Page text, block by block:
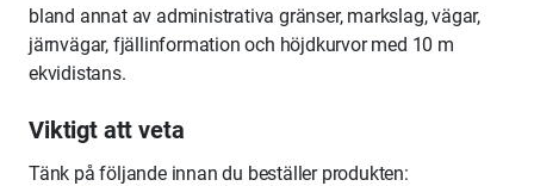
bland annat av administrativa gränser, markslag, vägar,
järnvägar, fjällinformation och höjdkurvor med 10 m
ekvidistans.
Viktigt att veta
Tänk på följande innan du beställer produkten: